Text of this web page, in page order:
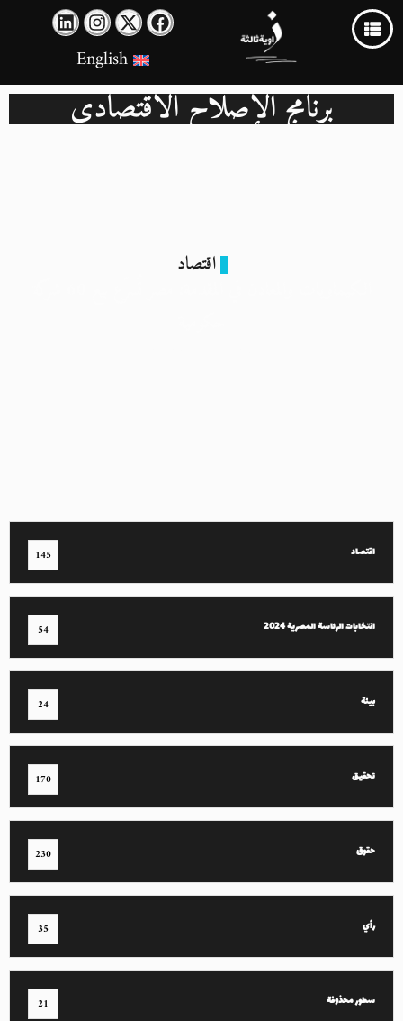
English
برنامج الإصلاح الاقتصادي
اقتصاد
اقتصاد 145
انتخابات الرئاسة المصرية 2024 54
بيئة 24
تحقيق 170
حقوق 230
رأي 35
سطور محذوفة 21